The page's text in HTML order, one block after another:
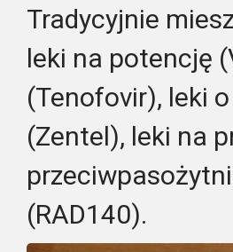
Tradycyjnie
leki na potencję
(Tenofovir), leki
(Zentel), leki na
(RAD140).